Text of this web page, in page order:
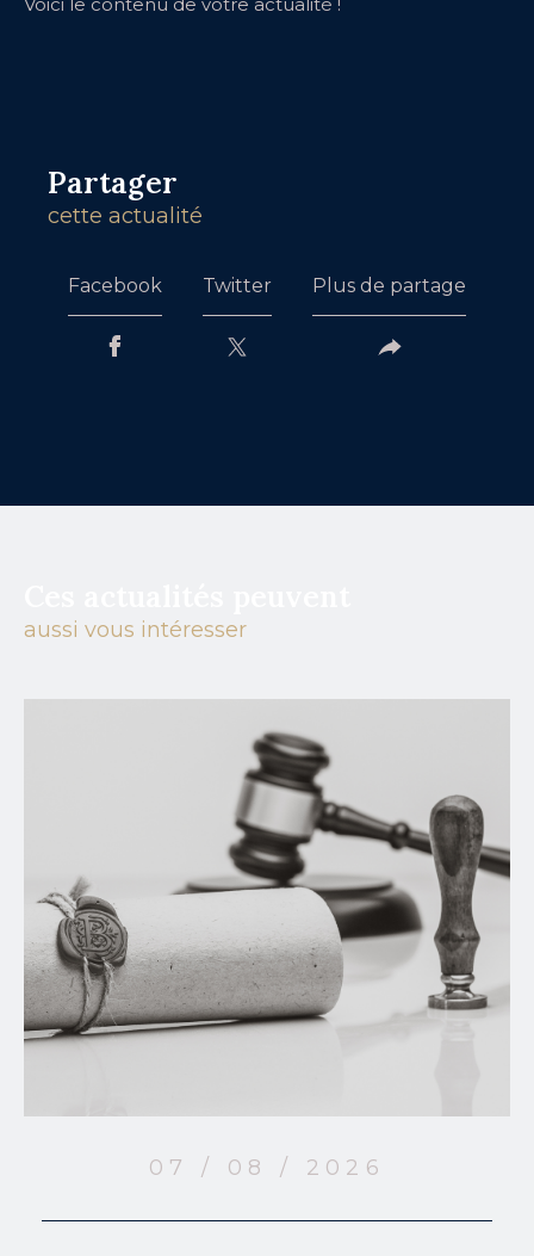
Partager
cette actualité
Facebook Twitter Plus de partage
aussi vous intéresser
07 / 08 / 2026